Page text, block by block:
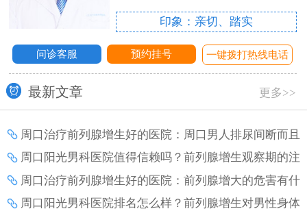
印象：亲切、踏实
问诊客服 预约挂号 一键拨打热线电话
最新文章 更多>>
周口治疗前列腺增生好的医院：周口男人排尿间断而且
疼痛是怎么了？
周口阳光男科医院值得信赖吗？前列腺增生观察期的注
意事项？
周口治疗前列腺增生好的医院：前列腺增大的危害有什
么？
周口阳光男科医院排名怎么样？前列腺增生对男性身体